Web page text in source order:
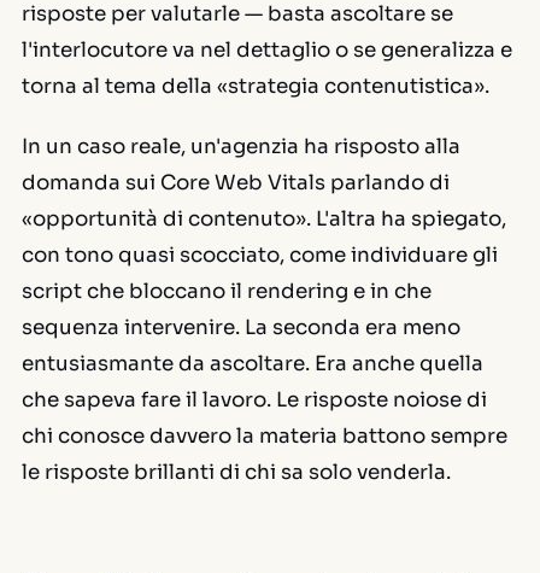
risposte per valutarle — basta ascoltare se
l'interlocutore va nel dettaglio o se generalizza e
torna al tema della «strategia contenutistica».
In un caso reale, un'agenzia ha risposto alla
domanda sui Core Web Vitals parlando di
«opportunità di contenuto». L'altra ha spiegato,
con tono quasi scocciato, come individuare gli
script che bloccano il rendering e in che
sequenza intervenire. La seconda era meno
entusiasmante da ascoltare. Era anche quella
che sapeva fare il lavoro. Le risposte noiose di
chi conosce davvero la materia battono sempre
le risposte brillanti di chi sa solo venderla.